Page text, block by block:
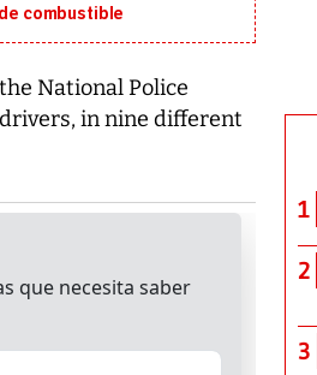
combustible
National Police
in nine different
1
2
3